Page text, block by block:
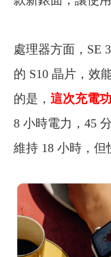
處理器方面，SE
的 S10 晶片，效
的是， 這次充電
8 小時電力，45
維持 18 小時，但